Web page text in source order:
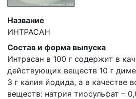
Название
ИНТРАСАН
Состав и форма выпуска
Интрасан в 100 г содержит в
действующих веществ 10 г
3 г калия йодида, а в качестве
веществ: натрия тиосульфат –